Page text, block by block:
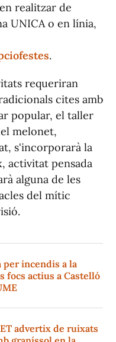
realitzar de
UNICA o en línia,
.
requeriran
cites amb
popular, el taller
melonet,
s'incorporarà la
activitat pensada
alguna de les
del mític
incendis a la
focs actius a Castelló
advertix de ruixats